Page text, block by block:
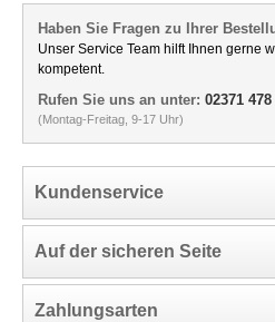
Haben Sie Fragen zu Ihrer
Unser Service Team hilft Ihnen gerne
kompetent.
Rufen Sie uns an unter: 02371
(Montag-Freitag, 9-17 Uhr)
Kundenservice
Auf der sicheren Seite
Zahlungsarten